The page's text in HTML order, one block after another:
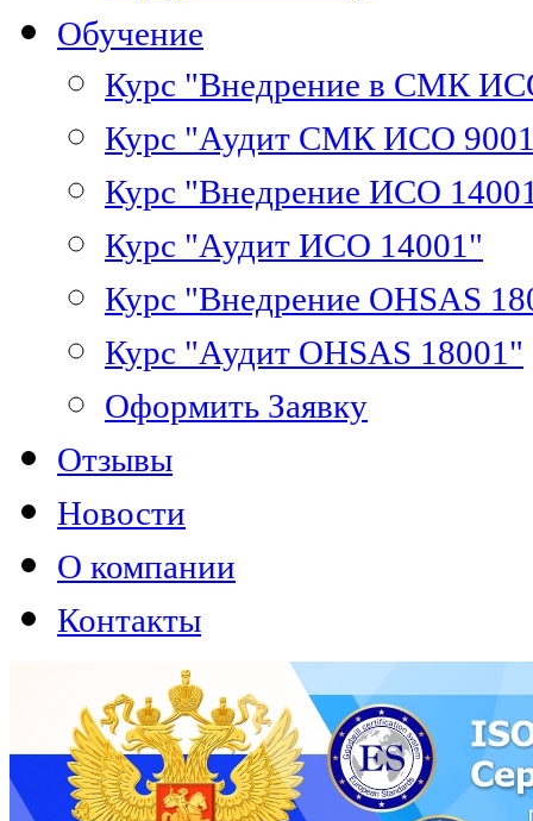
Обучение
Курс "Внедрение в СМК
Курс "Аудит СМК ИСО
Курс "Внедрение ИСО
Курс "Аудит ИСО 14001"
Курс "Внедрение OHSAS
Курс "Аудит OHSAS 18001"
Оформить Заявку
Отзывы
Новости
О компании
Контакты